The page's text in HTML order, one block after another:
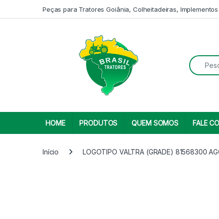
Peças para Tratores Goiânia, Colheitadeiras,
Search
HOME PRODUTOS QUEM SOMOS FALE
Início LOGOTIPO VALTRA (GRADE) 81568300